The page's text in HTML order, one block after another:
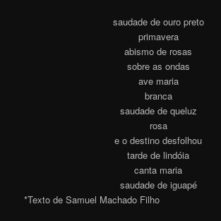
saudade de ouro preto
primavera
abismo de rosas
sobre as ondas
ave maria
branca
saudade de queluz
rosa
e o destino desfolhou
tarde de lindóia
canta maria
saudade de iguapé
*Texto de Samuel Machado Filho